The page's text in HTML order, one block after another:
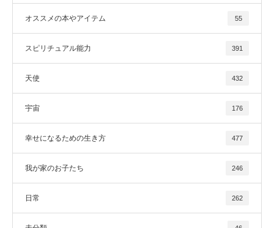
オススメの本やアイテム 55
スピリチュアル能力 391
天使 432
宇宙 176
幸せになるための生き方 477
我が家のお子たち 246
日常 262